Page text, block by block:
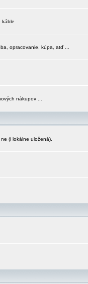
káble
opracovanie, kúpa, atď ...
nákupov ...
(i lokálne uložená).